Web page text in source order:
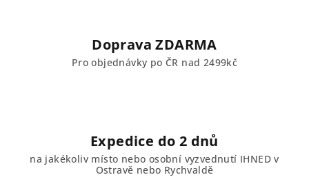
Doprava ZDARMA
Pro objednávky po ČR nad 2499kč
Expedice do 2 dnů
na jakékoliv místo nebo osobní vyzvednutí IHNED v
Ostravě nebo Rychvaldě